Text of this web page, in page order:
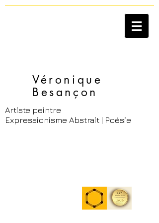
Véronique
Besançon​
Artiste peintre
Expressionisme Abstrait | Poésie